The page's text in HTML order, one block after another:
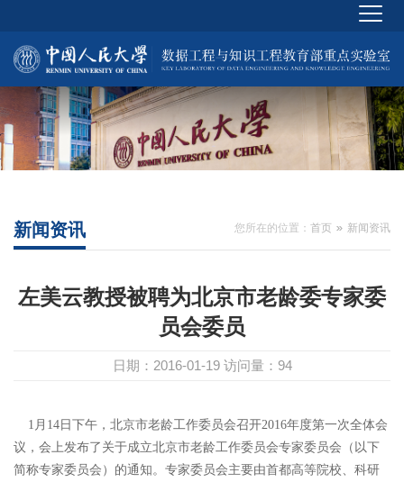
您所在的位置： 首页 新闻资讯
新闻资讯
左美云教授被聘为北京市老龄委专家委
员会委员
日期：2016-01-19 访问量： 94
1月14日下午，北京市老龄工作委员会召开2016年度第一次全体会
议，会上发布了关于成立北京市老龄工作委员会专家委员会（以下
简称专家委员会）的通知。专家委员会主要由首都高等院校、科研